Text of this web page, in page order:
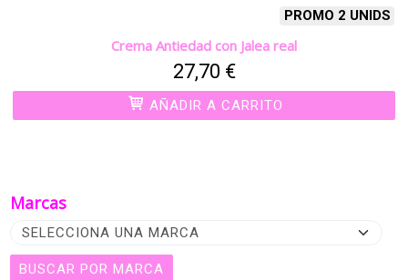
Marcas
PROMO 2 UNIDS
Crema Antiedad con Jalea real
27,70 €
AÑADIR A CARRITO